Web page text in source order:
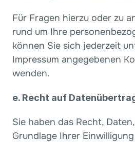
Für Fragen hierzu oder zu
rund um Ihre
können Sie sich jederzeit
Impressum angegebenen
wenden.
e. Recht auf
Sie haben das Recht,
Grundlage Ihrer